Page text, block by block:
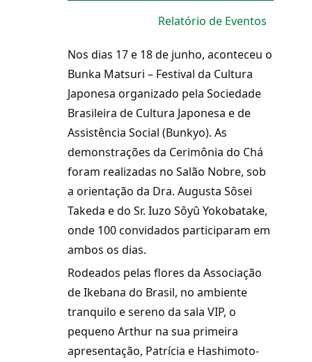
Relatório de Eventos
Nos dias 17 e 18 de junho, aconteceu o
Bunka Matsuri – Festival da Cultura
Japonesa organizado pela Sociedade
Brasileira de Cultura Japonesa e de
Assistência Social (Bunkyo). As
demonstrações da Cerimônia do Chá
foram realizadas no Salão Nobre, sob
a orientação da Dra. Augusta Sôsei
Takeda e do Sr. Iuzo Sôyû Yokobatake,
onde 100 convidados participaram em
ambos os dias.
Rodeados pelas flores da Associação
de Ikebana do Brasil, no ambiente
tranquilo e sereno da sala VIP, o
pequeno Arthur na sua primeira
apresentação, Patrícia e Hashimoto-